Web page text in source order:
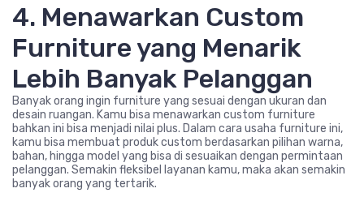
4. Menawarkan Custom
Furniture yang Menarik
Lebih Banyak Pelanggan
Banyak orang ingin furniture yang sesuai dengan ukuran dan
desain ruangan. Kamu bisa menawarkan custom furniture
bahkan ini bisa menjadi nilai plus. Dalam cara usaha furniture ini,
kamu bisa membuat produk custom berdasarkan pilihan warna,
bahan, hingga model yang bisa di sesuaikan dengan permintaan
pelanggan. Semakin fleksibel layanan kamu, maka akan semakin
banyak orang yang tertarik.